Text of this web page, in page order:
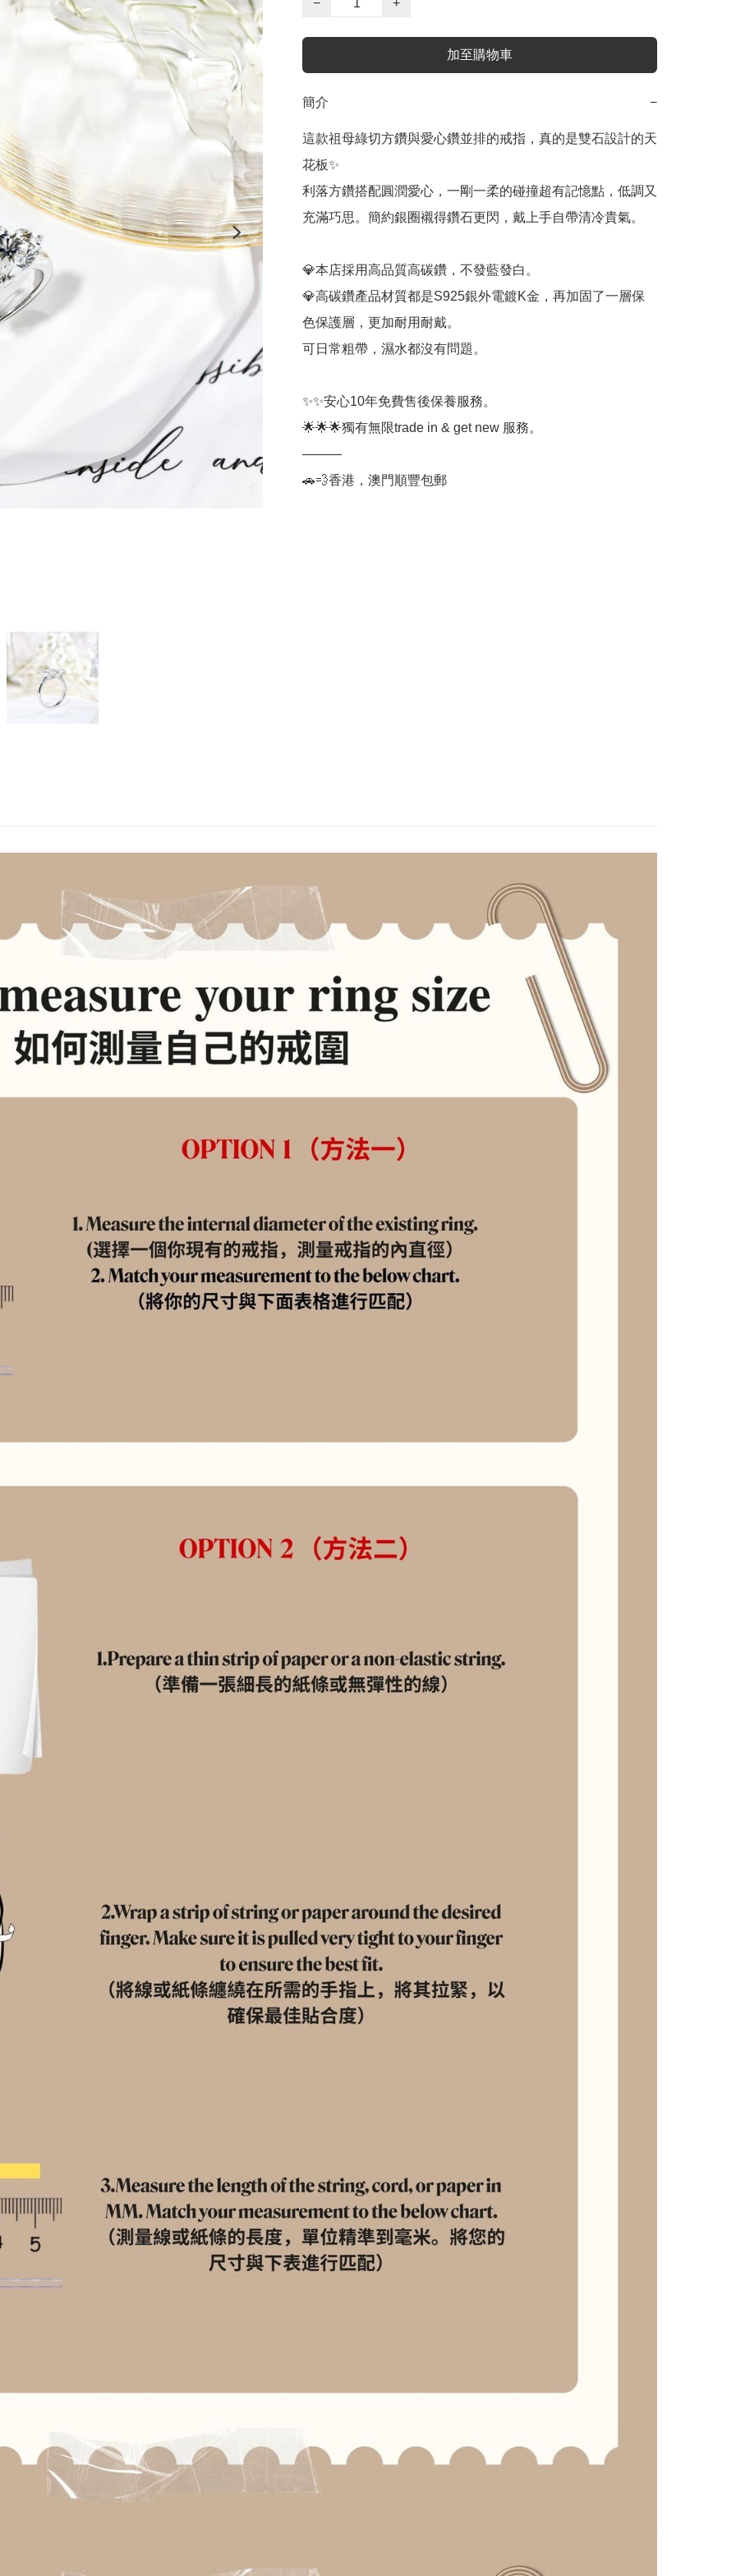
− +
加至購物車
簡介 −
這款祖母綠切方鑽與愛心鑽並排的戒指，真的是雙石設計的天
花板✨
利落方鑽搭配圓潤愛心，一剛一柔的碰撞超有記憶點，低調又
充滿巧思。簡約銀圈襯得鑽石更閃，戴上手自帶清冷貴氣。
💎本店採用高品質高碳鑽，不發藍發白。
💎高碳鑽產品材質都是S925銀外電鍍K金，再加固了一層保
色保護層，更加耐用耐戴。
可日常粗帶，濕水都沒有問題。
✨✨安心10年免費售後保養服務。
🌟🌟🌟獨有無限trade in & get new 服務。
———
🚗💨香港，澳門順豐包郵